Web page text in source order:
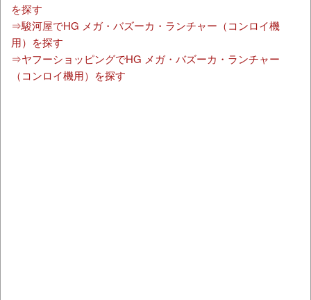
を探す
⇒駿河屋でHG メガ・バズーカ・ランチャー（コンロイ機
用）を探す
⇒ヤフーショッピングでHG メガ・バズーカ・ランチャー
（コンロイ機用）を探す